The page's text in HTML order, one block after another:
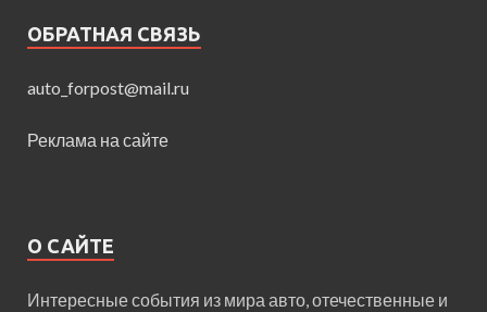
ОБРАТНАЯ СВЯЗЬ
auto_forpost@mail.ru
Реклама на сайте
О САЙТЕ
Интересные события из мира авто, отечественные и